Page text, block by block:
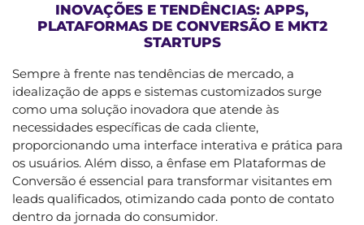
INOVAÇÕES E TENDÊNCIAS: APPS,
PLATAFORMAS DE CONVERSÃO E MKT2
STARTUPS
Sempre à frente nas tendências de mercado, a
idealização de apps e sistemas customizados surge
como uma solução inovadora que atende às
necessidades específicas de cada cliente,
proporcionando uma interface interativa e prática para
os usuários. Além disso, a ênfase em Plataformas de
Conversão é essencial para transformar visitantes em
leads qualificados, otimizando cada ponto de contato
dentro da jornada do consumidor.